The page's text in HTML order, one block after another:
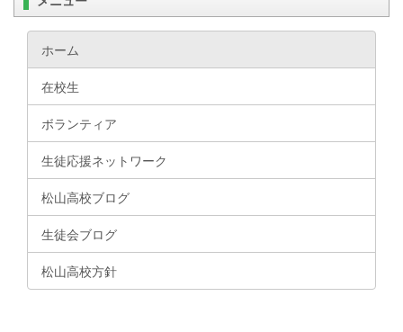
ホーム
在校生
ボランティア
生徒応援ネットワーク
松山高校ブログ
生徒会ブログ
松山高校方針